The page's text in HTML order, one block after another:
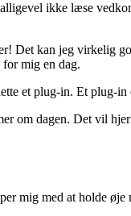
ikke læse
Det kan jeg virkelig
mig en dag.
et plug-in. Et plug-
om dagen. Det vil
mig med at holde øje